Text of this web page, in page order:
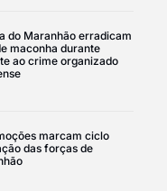
do Maranhão erradicam
maconha durante
ao crime organizado
marcam ciclo
das forças de